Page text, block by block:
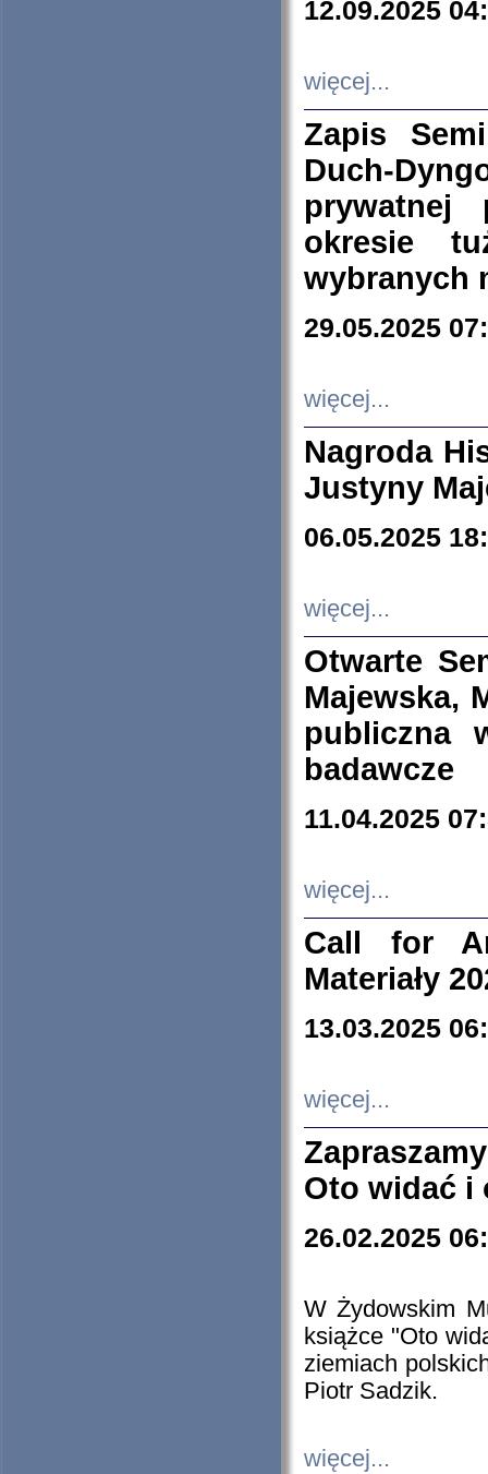
12.09.2025
więcej...
Zapis
Duch-
prywatnej
okresie
wybranych
29.05.2025
więcej...
Nagroda
Justyny
06.05.2025
więcej...
Otwarte
Majewska,
publiczna
badawcze
11.04.2025
więcej...
Call for
Materiały
13.03.2025
więcej...
Oto widać i
26.02.2025
W Żydowskim
książce "Oto
ziemiach
Piotr Sadzik.
więcej...